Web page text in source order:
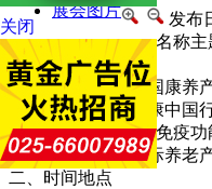
关闭
展会图片
发布
一、名称
一、名称主题
活动名称：
2021中国康养
活动主题：聚焦健康中国
增强人体免疫功能
同期举办：安徽国际养老
二、时间地点